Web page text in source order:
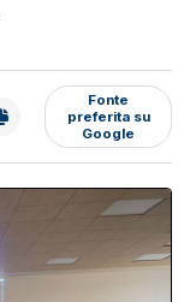
Fonte
preferita su
Google